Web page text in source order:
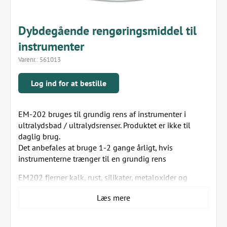
Dybdegående rengøringsmiddel til
instrumenter
Varenr.: 561013
Log ind for at bestille
EM-202 bruges til grundig rens af instrumenter i
ultralydsbad / ultralydsrenser. Produktet er ikke til
daglig brug.
Det anbefales at bruge 1-2 gange årligt, hvis
instrumenterne trænger til en grundig rens
EM202 fjerner kalk, rust, silikater, metaloxider og
Læs mere